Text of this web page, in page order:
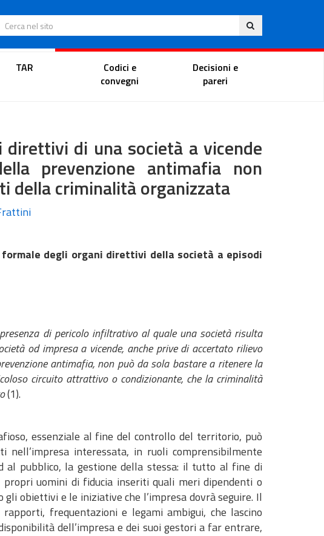
Ita
Cerca nel sito
Portale del magistrato
TAR
Codici e
convegni
Decisioni e
pareri
direttivi di una società a vicende
prevenzione antimafia non
della criminalità organizzata
degli organi direttivi della società a episodi
di pericolo infiltrativo al quale una società risulta
od impresa a vicende, anche prive di accertato rilievo
antimafia, non può da sola bastare a ritenere la
circuito attrattivo o condizionante, che la criminalità
(1).
essenziale al fine del controllo del territorio, può
nell’impresa interessata, in ruoli comprensibilmente
pubblico, la gestione della stessa: il tutto al fine di
uomini di fiducia inseriti quali meri dipendenti o
obiettivi e le iniziative che l’impresa dovrà seguire. Il
frequentazioni e legami ambigui, che lascino
dell’impresa e dei suoi gestori a far entrare,